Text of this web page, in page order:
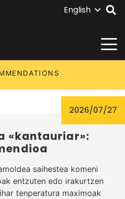
English
2026/07/27
«kantauriar»:
saihestea komeni
entzuten edo irakurtzen
tenperatura maximoak